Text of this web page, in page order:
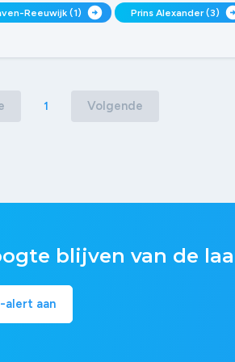
Reeuwijk (1) arrow_circle_right Prins Alexander (3)
1 Volgende
blijven van de
alert aan